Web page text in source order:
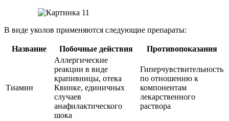
В виде уколов применяются следующие препараты:
Название Побочные действия Противопоказания
Тиамин
Аллергические
реакции в виде
крапивницы, отека
Квинке, единичных
случаев
анафилактического
шока
Гиперчувствительность
по отношению к
компонентам
лекарственного
раствора